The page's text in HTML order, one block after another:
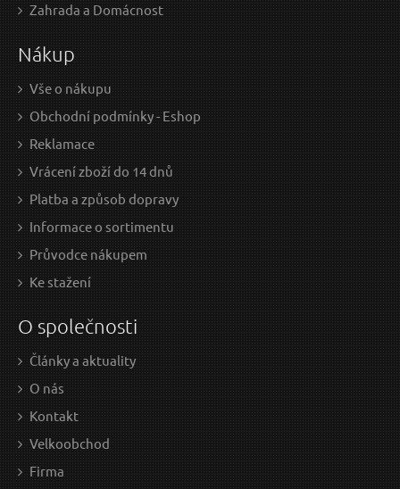
Zahrada a Domácnost
Nákup
Vše o nákupu
Obchodní podmínky - Eshop
Reklamace
Vrácení zboží do 14 dnů
Platba a způsob dopravy
Informace o sortimentu
Průvodce nákupem
Ke stažení
O společnosti
Články a aktuality
O nás
Kontakt
Velkoobchod
Firma